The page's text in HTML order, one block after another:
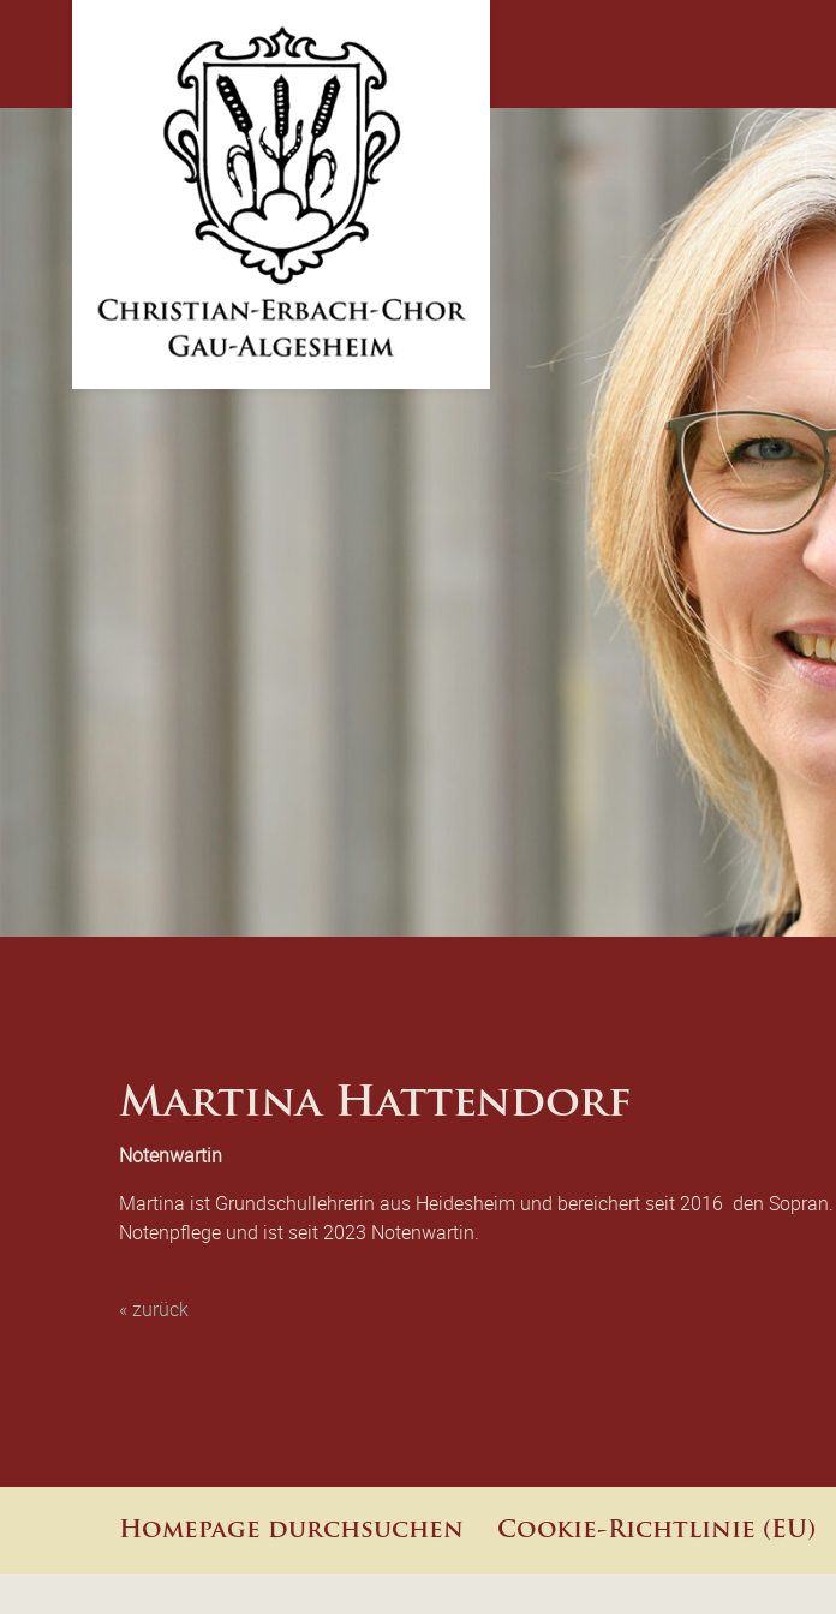
Martina Hattendorf
Notenwartin
Martina ist Grundschullehrerin aus Heidesheim und bereichert seit 2016 den
Notenpflege und ist seit 2023 Notenwartin.
« zurück
Homepage durchsuchen Cookie-Richtlinie (EU)